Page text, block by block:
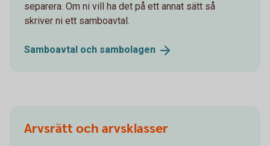
separera. Om ni vill ha det på ett annat sätt så
skriver ni ett samboavtal.
Samboavtal och sambolagen
Arvsrätt och arvsklasser